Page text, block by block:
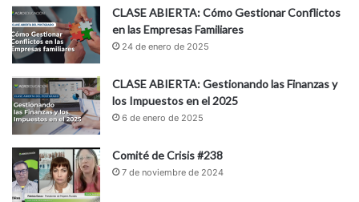
CLASE ABIERTA: Cómo Gestionar Conflictos
en las Empresas Familiares
24 de enero de 2025
CLASE ABIERTA: Gestionando las Finanzas y
los Impuestos en el 2025
6 de enero de 2025
Comité de Crisis #238
7 de noviembre de 2024